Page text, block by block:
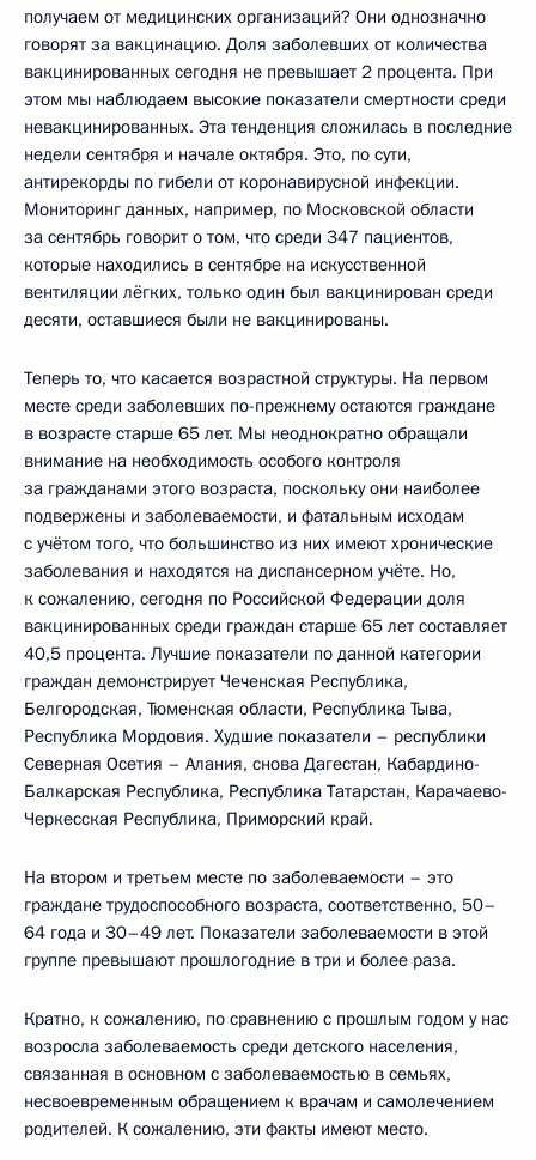
получаем от медицинских организаций? Они однозначно
говорят за вакцинацию. Доля заболевших от количества
вакцинированных сегодня не превышает 2 процента. При
этом мы наблюдаем высокие показатели смертности среди
невакцинированных. Эта тенденция сложилась в последние
недели сентября и начале октября. Это, по сути,
антирекорды по гибели от коронавирусной инфекции.
Мониторинг данных, например, по Московской области
за сентябрь говорит о том, что среди 347 пациентов,
которые находились в сентябре на искусственной
вентиляции лёгких, только один был вакцинирован среди
десяти, оставшиеся были не вакцинированы.
Теперь то, что касается возрастной структуры. На первом
месте среди заболевших по-прежнему остаются граждане
в возрасте старше 65 лет. Мы неоднократно обращали
внимание на необходимость особого контроля
за гражданами этого возраста, поскольку они наиболее
подвержены и заболеваемости, и фатальным исходам
с учётом того, что большинство из них имеют хронические
заболевания и находятся на диспансерном учёте. Но,
к сожалению, сегодня по Российской Федерации доля
вакцинированных среди граждан старше 65 лет составляет
40,5 процента. Лучшие показатели по данной категории
граждан демонстрирует Чеченская Республика,
Белгородская, Тюменская области, Республика Тыва,
Республика Мордовия. Худшие показатели – республики
Северная Осетия – Алания, снова Дагестан, Кабардино-
Балкарская Республика, Республика Татарстан, Карачаево-
Черкесская Республика, Приморский край.
На втором и третьем месте по заболеваемости – это
граждане трудоспособного возраста, соответственно, 50–
64 года и 30–49 лет. Показатели заболеваемости в этой
группе превышают прошлогодние в три и более раза.
Кратно, к сожалению, по сравнению с прошлым годом у нас
возросла заболеваемость среди детского населения,
связанная в основном с заболеваемостью в семьях,
несвоевременным обращением к врачам и самолечением
родителей. К сожалению, эти факты имеют место.